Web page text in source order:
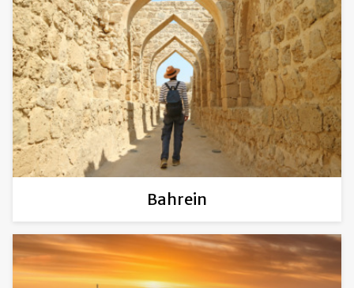
Bahrein